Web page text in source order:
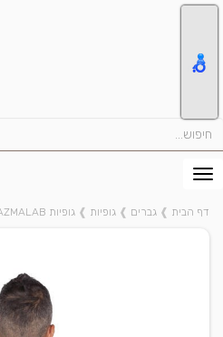
דף הבית ❱ גברים ❱ גופיות ❱ גופיות PLAZMALAB